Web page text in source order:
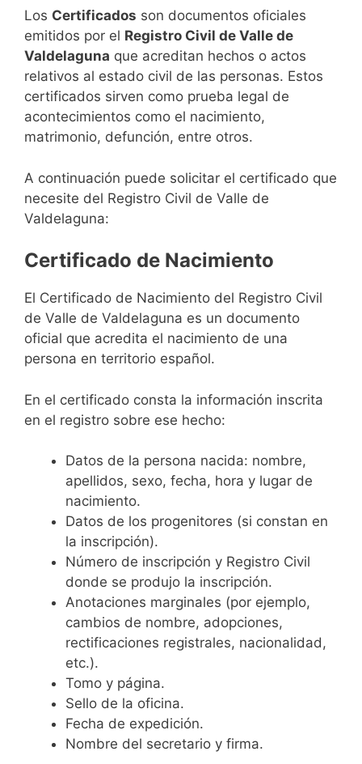
Los Certificados son documentos oficiales
emitidos por el Registro Civil de Valle de
Valdelaguna que acreditan hechos o actos
relativos al estado civil de las personas. Estos
certificados sirven como prueba legal de
acontecimientos como el nacimiento,
matrimonio, defunción, entre otros.
A continuación puede solicitar el certificado que
necesite del Registro Civil de Valle de
Valdelaguna:
Certificado de Nacimiento
El Certificado de Nacimiento del Registro Civil
de Valle de Valdelaguna es un documento
oficial que acredita el nacimiento de una
persona en territorio español.
En el certificado consta la información inscrita
en el registro sobre ese hecho:
Datos de la persona nacida: nombre,
apellidos, sexo, fecha, hora y lugar de
nacimiento.
Datos de los progenitores (si constan en
la inscripción).
Número de inscripción y Registro Civil
donde se produjo la inscripción.
Anotaciones marginales (por ejemplo,
cambios de nombre, adopciones,
rectificaciones registrales, nacionalidad,
etc.).
Tomo y página.
Sello de la oficina.
Fecha de expedición.
Nombre del secretario y firma.